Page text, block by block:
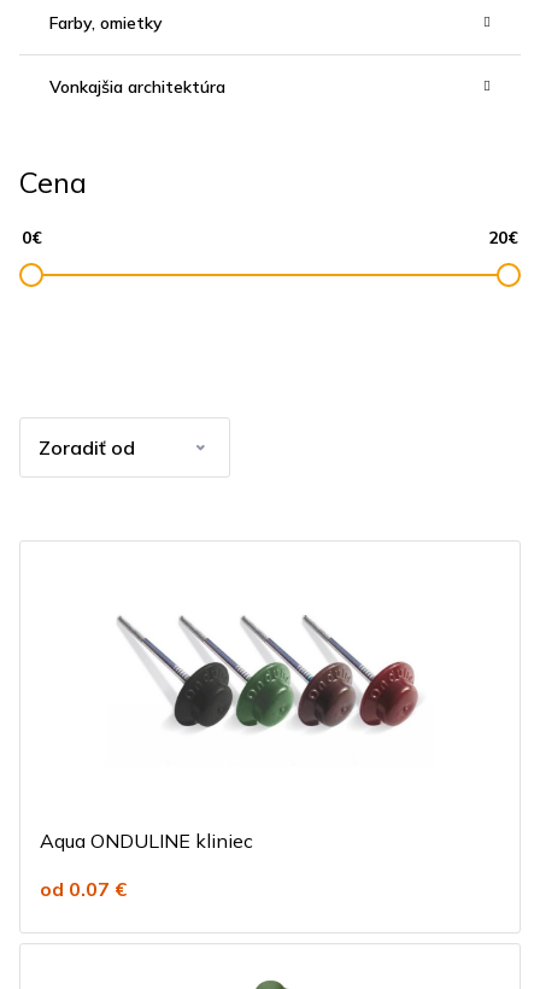
Farby, omietky
Vonkajšia architektúra
Cena
Aqua ONDULINE kliniec
od 0.07 €